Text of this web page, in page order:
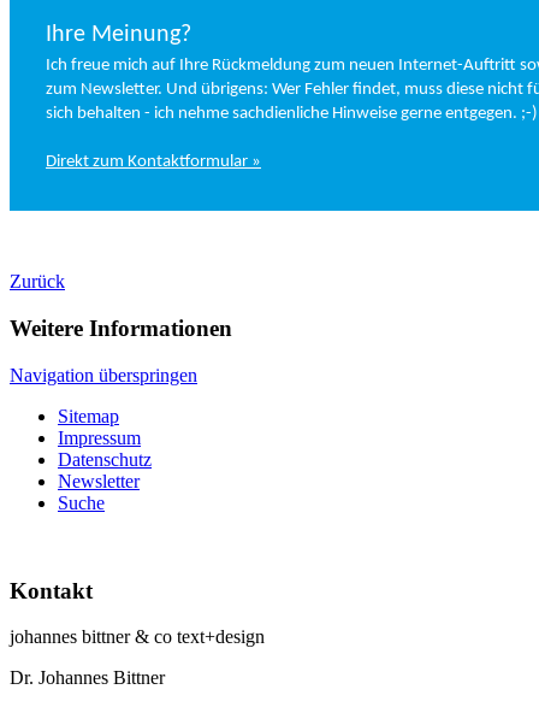
Ihre Meinung?
Ich freue mich auf Ihre Rückmeldung zum neuen Internet-Auftritt
zum Newsletter. Und übrigens: Wer Fehler findet, muss diese nicht
sich behalten - ich nehme sachdienliche Hinweise gerne entgegen. ;-)
Direkt zum Kontaktformular »
Zurück
Weitere Informationen
Navigation überspringen
Sitemap
Impressum
Datenschutz
Newsletter
Suche
Kontakt
johannes bittner & co text+design
Dr. Johannes Bittner